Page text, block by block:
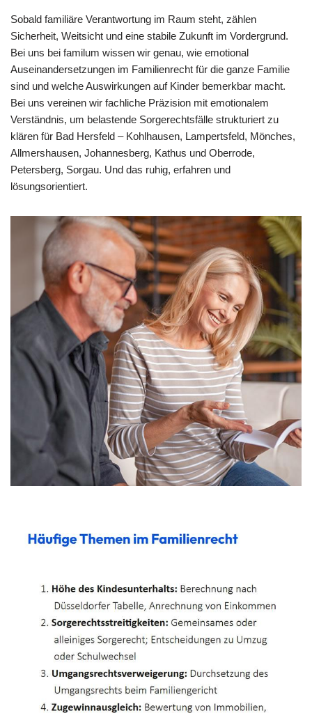
Sobald familiäre Verantwortung im Raum steht, zählen
Sicherheit, Weitsicht und eine stabile Zukunft im Vordergrund.
Bei uns bei familum wissen wir genau, wie emotional
Auseinandersetzungen im Familienrecht für die ganze Familie
sind und welche Auswirkungen auf Kinder bemerkbar macht.
Bei uns vereinen wir fachliche Präzision mit emotionalem
Verständnis, um belastende Sorgerechtsfälle strukturiert zu
klären für Bad Hersfeld – Kohlhausen, Lampertsfeld, Mönches,
Allmershausen, Johannesberg, Kathus und Oberrode,
Petersberg, Sorgau. Und das ruhig, erfahren und
lösungsorientiert.